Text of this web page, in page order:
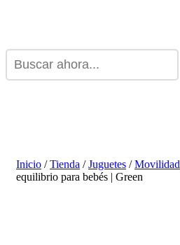
Inicio /Tienda /Juguetes /Movilidad
equilibrio para bebés | Green